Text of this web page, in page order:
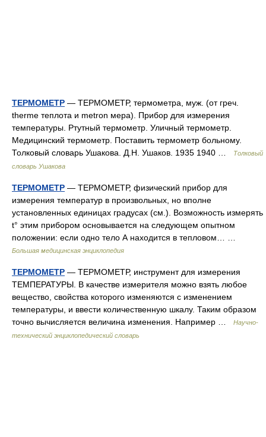
ТЕРМОМЕТР — ТЕРМОМЕТР, термометра, муж. (от греч.
therme теплота и metron мера). Прибор для измерения
температуры. Ртутный термометр. Уличный термометр.
Медицинский термометр. Поставить термометр больному.
Толковый словарь Ушакова. Д.Н. Ушаков. 1935 1940 …
Толковый
словарь Ушакова
ТЕРМОМЕТР — ТЕРМОМЕТР, физический прибор для
измерения температур в произвольных, но вполне
установленных единицах градусах (см.). Возможность измерять
t° этим прибором основывается на следующем опытном
положении: если одно тело А находится в тепловом… …
Большая медицинская энциклопедия
ТЕРМОМЕТР — ТЕРМОМЕТР, инструмент для измерения
ТЕМПЕРАТУРЫ. В качестве измерителя можно взять любое
вещество, свойства которого изменяются с изменением
температуры, и ввести количественную шкалу. Таким образом
точно вычисляется величина изменения. Например …
Научно-
технический энциклопедический словарь